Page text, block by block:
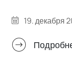
партнера по
19. декабря